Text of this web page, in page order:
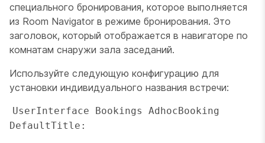
специального бронирования, которое выполняется
из Room Navigator в режиме бронирования. Это
заголовок, который отображается в навигаторе по
комнатам снаружи зала заседаний.
Используйте следующую конфигурацию для
установки индивидуального названия встречи:
UserInterface Bookings AdhocBooking
DefaultTitle: